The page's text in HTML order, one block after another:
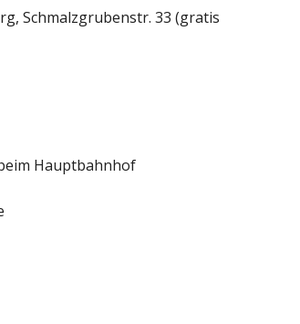
Schmalzgrubenstr. 33 (gratis
Hauptbahnhof